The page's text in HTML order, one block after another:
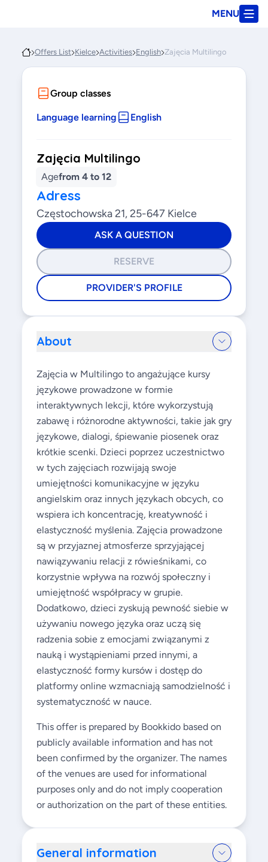
MENU
Offers List Kielce Activities English Zajęcia Multilingo
Group classes
Language learning English
Zajęcia Multilingo
Agefrom 4 to 12
Adress
Częstochowska 21, 25-647 Kielce
ASK A QUESTION
RESERVE
PROVIDER'S PROFILE
About
Zajęcia w Multilingo to angażujące kursy
językowe prowadzone w formie
interaktywnych lekcji, które wykorzystują
zabawę i różnorodne aktywności, takie jak gry
językowe, dialogi, śpiewanie piosenek oraz
krótkie scenki. Dzieci poprzez uczestnictwo
w tych zajęciach rozwijają swoje
umiejętności komunikacyjne w języku
angielskim oraz innych językach obcych, co
wspiera ich koncentrację, kreatywność i
elastyczność myślenia. Zajęcia prowadzone
są w przyjaznej atmosferze sprzyjającej
nawiązywaniu relacji z rówieśnikami, co
korzystnie wpływa na rozwój społeczny i
umiejętność współpracy w grupie.
Dodatkowo, dzieci zyskują pewność siebie w
używaniu nowego języka oraz uczą się
radzenia sobie z emocjami związanymi z
nauką i wystąpieniami przed innymi, a
elastyczność formy kursów i dostęp do
platformy online wzmacniają samodzielność i
systematyczność w nauce.
This offer is prepared by Bookkido based on
publicly available information and has not
been confirmed by the organizer. The names
of the venues are used for informational
purposes only and do not imply cooperation
or authorization on the part of these entities.
General information